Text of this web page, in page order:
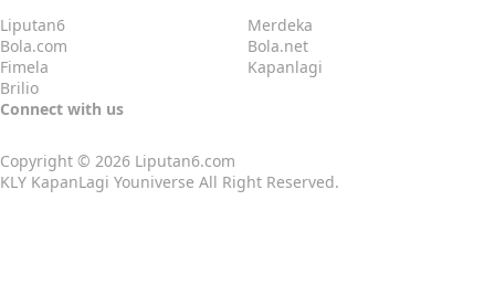
Liputan6
Merdeka
Bola.com
Bola.net
Fimela
Kapanlagi
Brilio
Connect with us
Copyright © 2026 Liputan6.com
KLY KapanLagi Youniverse All Right Reserved.